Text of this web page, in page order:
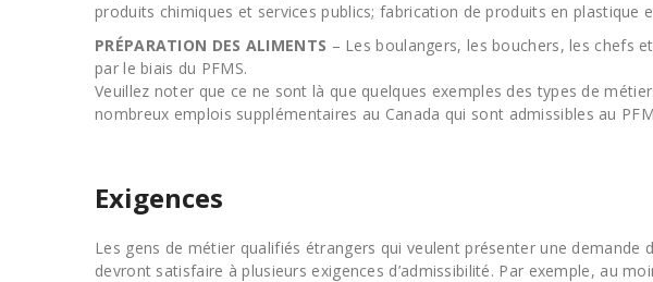
produits chimiques et services publics; fabrication de produits en
PRÉPARATION DES ALIMENTS – Les boulangers, les bouchers, les chefs
par le biais du PFMS.
Veuillez noter que ce ne sont là que quelques exemples des types de
nombreux emplois supplémentaires au Canada qui sont admissibles au
Exigences
Les gens de métier qualifiés étrangers qui veulent présenter une demande
devront satisfaire à plusieurs exigences d’admissibilité. Par exemple, au